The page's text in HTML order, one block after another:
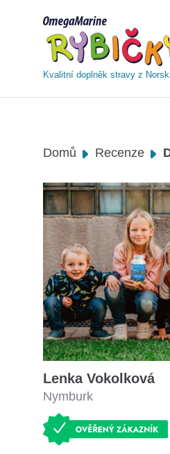
Kvalitní doplněk stravy z
Domů Recenze
Lenka Vokolková
Nymburk